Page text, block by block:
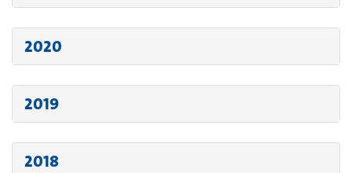
2020
2019
2018